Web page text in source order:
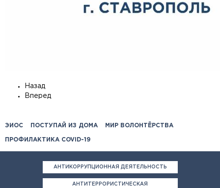
Назад
Вперед
ЭИОС ПОСТУПАЙ ИЗ ДОМА МИР ВОЛОНТЁРСТВА
ПРОФИЛАКТИКА COVID-19
АНТИКОРРУПЦИОННАЯ ДЕЯТЕЛЬНОСТЬ
АНТИТЕРРОРИСТИЧЕСКАЯ